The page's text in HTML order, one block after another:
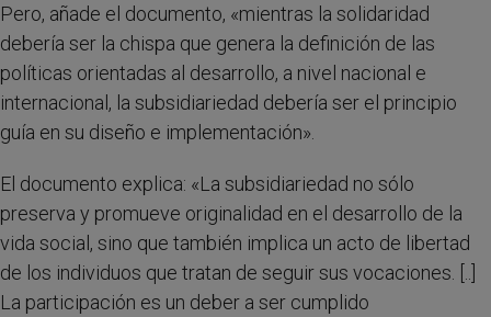
Pero, añade el documento, «mientras la solidaridad
debería ser la chispa que genera la definición de las
políticas orientadas al desarrollo, a nivel nacional e
internacional, la subsidiariedad debería ser el principio
guía en su diseño e implementación».
El documento explica: «La subsidiariedad no sólo
preserva y promueve originalidad en el desarrollo de la
vida social, sino que también implica un acto de libertad
de los individuos que tratan de seguir sus vocaciones. [..]
La participación es un deber a ser cumplido